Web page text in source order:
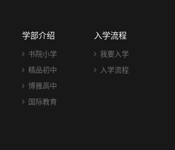
学部介绍
书院小学
精品初中
博雅高中
国际教育
入学流程
我要入学
入学流程